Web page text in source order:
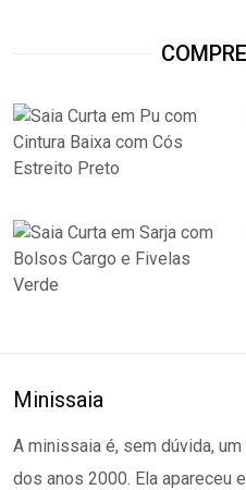
Minissaia
A minissaia é, sem dúvida,
dos anos 2000. Ela apareceu